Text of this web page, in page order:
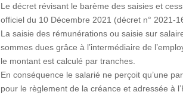
Le décret révisant le barème des saisies et
officiel du 10 Décembre 2021 (décret n° 2021-
La saisie des rémunérations ou saisie sur
sommes dues grâce à l’intermédiaire de
le montant est calculé par tranches.
En conséquence le salarié ne perçoit qu’une
pour le règlement de la créance et adressée à